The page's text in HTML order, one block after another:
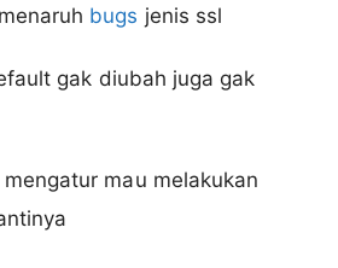
bugs jenis ssl
gak diubah juga gak
mau melakukan